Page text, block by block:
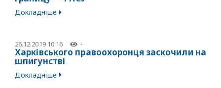
Докладніше
26.12.2019 10:16 -
Харківського правоохоронця заскочили на
шпигунстві
Докладніше